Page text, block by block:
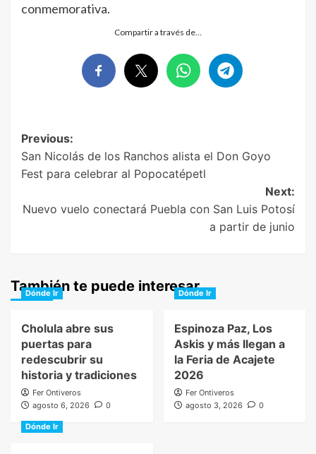
conmemorativa.
Compartir a través de…
Post
navigation
Previous:
San Nicolás de los Ranchos alista el Don Goyo
Fest para celebrar al Popocatépetl
Next:
Nuevo vuelo conectará Puebla con San Luis Potosí
a partir de junio
También te puede interesar
Dónde Ir
Cholula abre sus
puertas para
redescubrir su
historia y tradiciones
Fer Ontiveros
agosto 6, 2026
0
Dónde Ir
Espinoza Paz, Los
Askis y más llegan a
la Feria de Acajete
2026
Fer Ontiveros
agosto 3, 2026
0
Dónde Ir